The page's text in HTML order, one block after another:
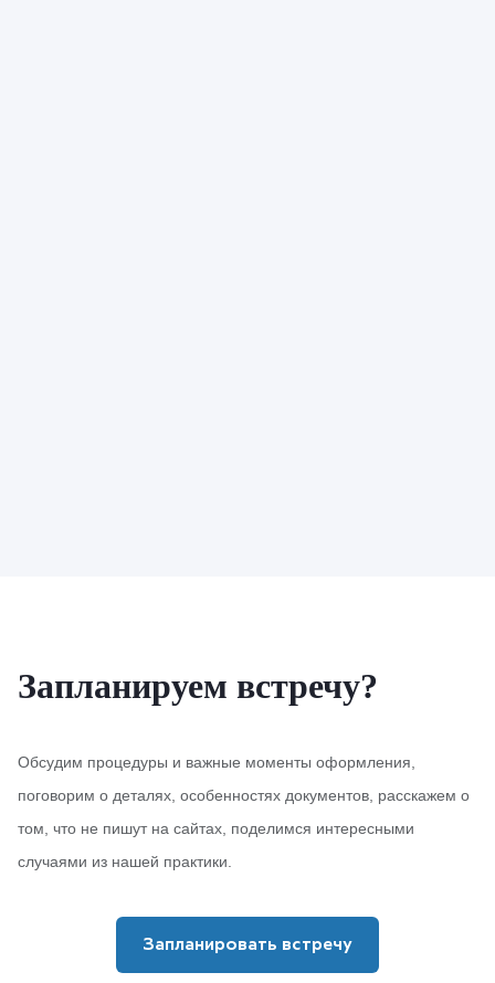
Запланируем встречу?
Обсудим процедуры и важные моменты оформления,
поговорим о деталях, особенностях документов, расскажем о
том, что не пишут на сайтах, поделимся интересными
случаями из нашей практики.
Запланировать встречу